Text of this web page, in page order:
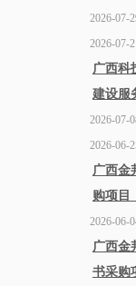
2026-07-
2026-07-
广西科
建设服
2026-07-
2026-06-
广西金
购项目
2026-06-
广西金
书采购